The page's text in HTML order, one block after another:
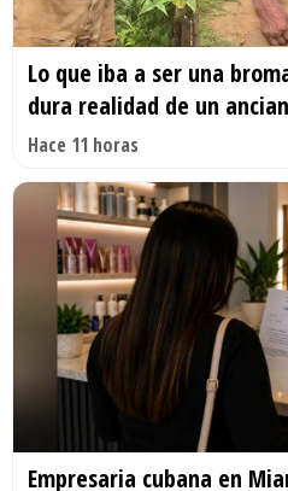
Lo que iba a ser una
dura realidad de un
Hace 11 horas
Empresaria cubana en